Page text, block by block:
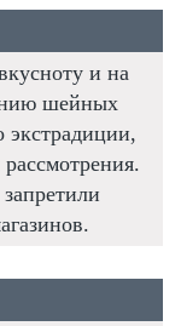
и на
шейных
экстрадиции,